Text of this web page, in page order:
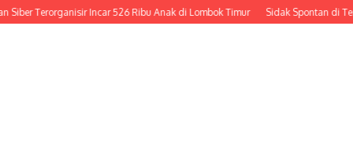
Incar 526 Ribu Anak di Lombok Timur Sidak Spontan di Tengah